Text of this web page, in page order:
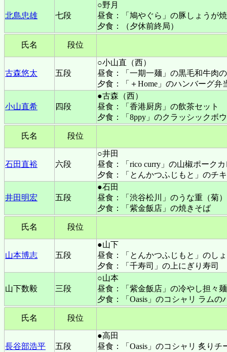
北島忠雄 七段
○野月
昼食：「鳩やぐら」の豚しょうが
夕食：（夕休前終局）
氏名 段位
古森悠太 五段
○小山直（西）
昼食：「一期一麺」の黒毛和牛肉
夕食：「＋Home」のハンバーグ弁
小山直希 四段
●古森（西）
昼食：「香港厨房」の飲茶セット
夕食：「8ppy」のクラッシックボ
氏名 段位
石田直裕 六段
○井田
昼食：「rico curry」の山椒ポーク
夕食：「とんかつふじもと」のチ
井田明宏 五段
●石田
昼食：「渋谷松川」のうな重（菊）
夕食：「紫金飯店」の焼きそば
氏名 段位
山本博志 五段
●山下
昼食：「とんかつふじもと」のし
夕食：「千寿司」の上にぎり寿司
山下数毅 三段
○山本
昼食：「紫金飯店」の冷やし担々麺
夕食：「Oasis」のコシャリ ラムの
氏名 段位
長谷部浩平 五段
●高田
昼食：「Oasis」のコシャリ 炙りチ